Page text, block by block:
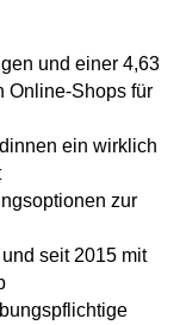
und einer 4,63
Online-Shops für
ein wirklich
zur
seit 2015 mit